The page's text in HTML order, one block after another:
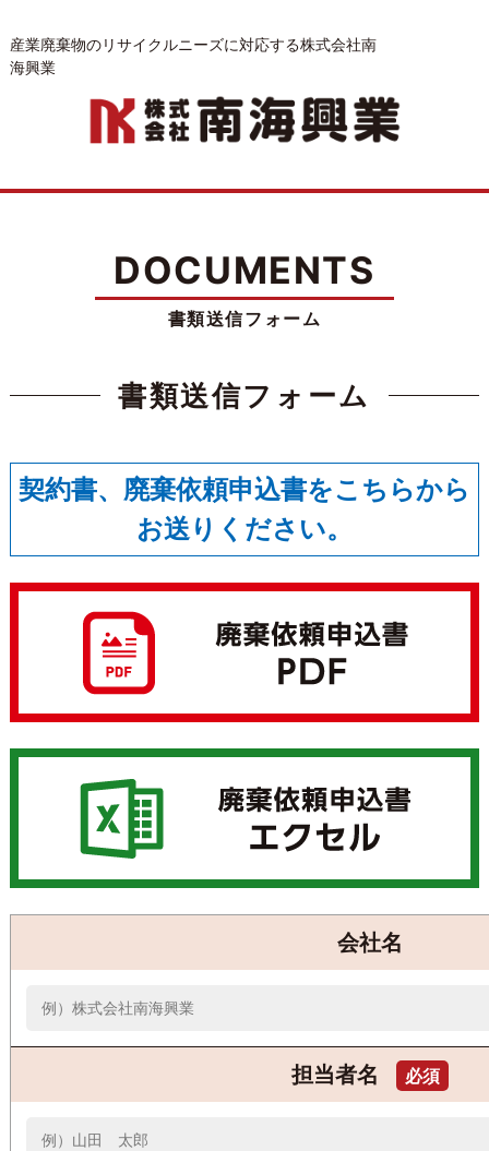
産業廃棄物のリサイクルニーズに対応する株式会社南
海興業
DOCUMENTS
書類送信フォーム
書類送信フォーム
契約書、廃棄依頼申込書をこちらから
お送りください。
会社名
担当者名 必須